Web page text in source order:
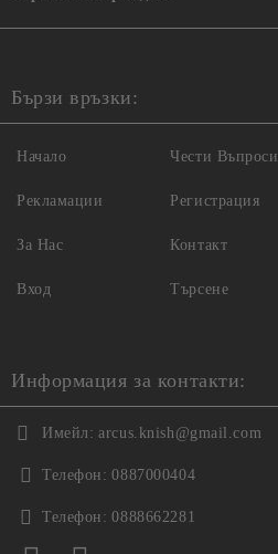
Бързи връзки:
Начало
Рекламации
За Нас
Вход
Чести Въпроси
Регистрация
Контакт
Търсене
Информация за контакти:
Имейл: arcus.knish@gmail.com
Телефон: 0887000404
Телефон: 0888662281